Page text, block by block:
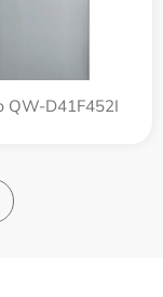
QW-D41F452I